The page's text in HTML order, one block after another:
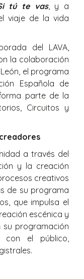
tú te vas, y a
viaje de la vida
del LAVA,
la colaboración
el programa
Española de
forma parte de la
Circuitos y
a través del
y la creación
creativos
de su programa
que impulsa el
escénica y
su programación
con el público,